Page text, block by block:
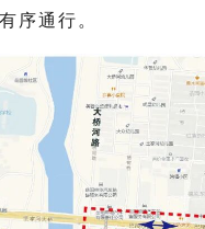
序通行。